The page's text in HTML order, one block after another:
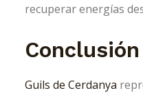
recuperar energías
Conclusión
Guils de Cerdanya